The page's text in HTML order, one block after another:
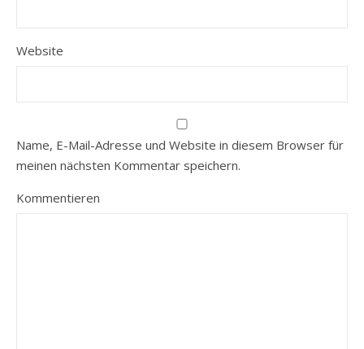
Website
Name, E-Mail-Adresse und Website in diesem Browser für
meinen nächsten Kommentar speichern.
Kommentieren